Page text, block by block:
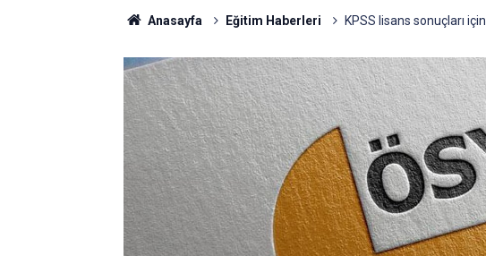
Anasayfa Eğitim Haberleri KPSS lisans sonuçları